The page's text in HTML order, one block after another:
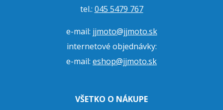
tel.: 045 5479 767
e-mail: jjmoto@jjmoto.sk
internetové objednávky:
e-mail: eshop@jjmoto.sk
VŠETKO O NÁKUPE